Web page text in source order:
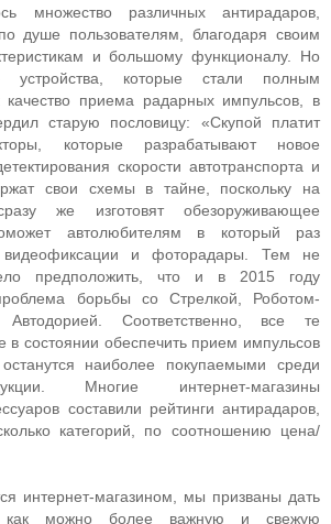
множество различных антирадаров,
душе пользователям, благодаря своим
и большому функционалу. Но
которые стали полным
качество приема радарных импульсов, в
старую пословицу: «Скупой платит
которые разрабатывают новое
скорости автотранспорта и
свои схемы в тайне, поскольку на
же изготовят обезоруживающее
автолюбителям в который раз
видеофиксации и фоторадары. Тем не
предположить, что и в 2015 году
борьбы со Стрелкой, Роботом-
Соответственно, все те
в состоянии обеспечить прием импульсов
наиболее покупаемыми среди
Многие интернет-магазины
составили рейтинги антирадаров,
категорий, по соотношению цена/
интернет-магазином, мы призваны дать
как можно более важную и свежую